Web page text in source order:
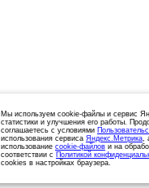
Мы используем cookie-файлы и сервис
статистики и улучшения его работы.
соглашаетесь с условиями
использования сервиса Яндекс.Метрика,
использование cookie-файлов и на
соответствии с Политикой
cookies в настройках браузера.